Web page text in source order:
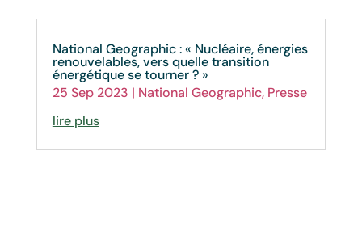
National Geographic : « Nucléaire, énergies
renouvelables, vers quelle transition
énergétique se tourner ? »
25 Sep 2023 | National Geographic, Presse
lire plus